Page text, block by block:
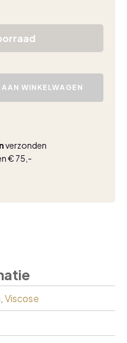
WINKELWAGEN
verzonden
€ 75,-
,Viscose